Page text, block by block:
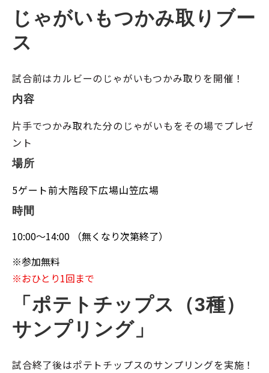
じゃがいもつかみ取りブー
ス
試合前はカルビーのじゃがいもつかみ取りを開催！
内容
片手でつかみ取れた分のじゃがいもをその場でプレゼ
ント
場所
5ゲート前大階段下広場山笠広場
時間
10:00～14:00 （無くなり次第終了）
※参加無料
※おひとり1回まで
「ポテトチップス（3種）
サンプリング」
試合終了後はポテトチップスのサンプリングを実施！